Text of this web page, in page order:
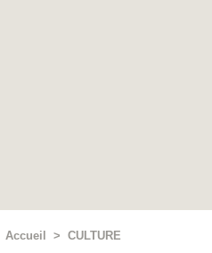
Accueil > CULTURE